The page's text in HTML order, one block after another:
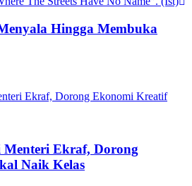
Hingga Membuka
Ekraf, Dorong
Naik Kelas